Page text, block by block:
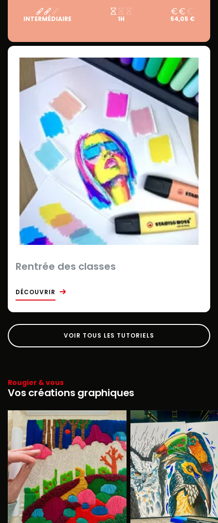
INTERMÉDIAIRE 1H 54,05 €
Rentrée des classes
DÉCOUVRIR
VOIR TOUS LES TUTORIELS
Rougier & vous
Vos créations graphiques